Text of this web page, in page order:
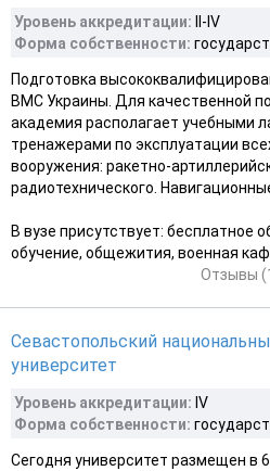
Уровень аккредитации: II-IV
Форма собственности:
Подготовка
ВМС Украины. Для качественной
академия располагает учебными
тренажерами по эксплуатации
вооружения: ракетно-
радиотехнического. Навигационные
В вузе присутствует: бесплатное
обучение, общежития, военная
Отзывы
Севастопольский
университет
Уровень аккредитации: ІV
Форма собственности:
Сегодня университет размещен в